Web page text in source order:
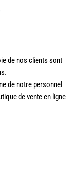
de nos clients sont
de notre personnel
de vente en ligne